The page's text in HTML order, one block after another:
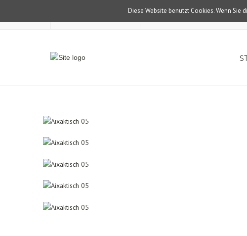
0152–098 791 09 post@aixakt-
Diese Website benutzt Cookies. Wenn Sie